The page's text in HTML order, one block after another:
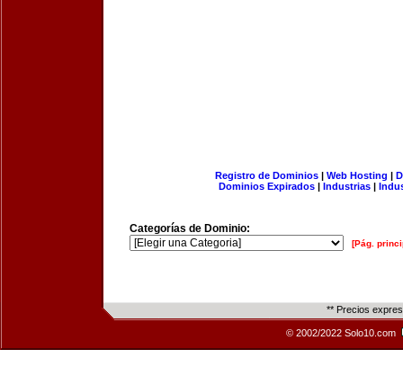
Registro de Dominios| Web Hosting |
Dominios Expirados | Industrias |
Categorías de Dominio:
[Pág.
** Precios
© 2002/2022 Solo10.com